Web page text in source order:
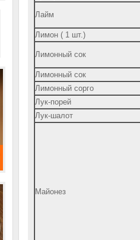
Лайм
Лимон ( 1 шт.)
Лимонный сок
Лимонный сок
Лимонный сорго
Лук-порей
Лук-шалот
Майонез